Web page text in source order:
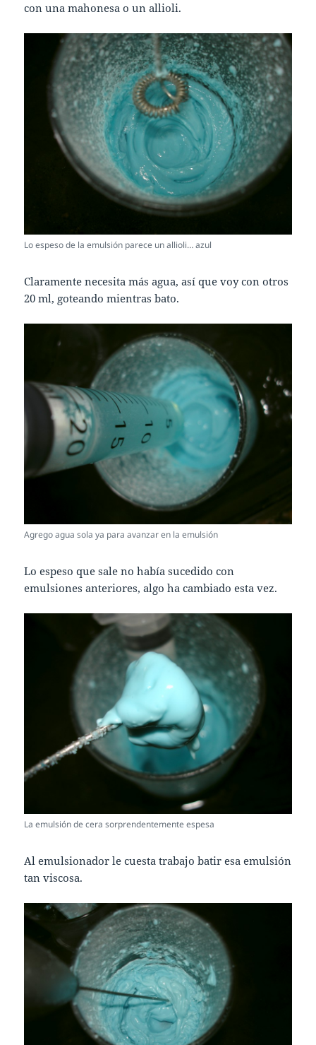
con una mahonesa o un allioli.
Lo espeso de la emulsión parece un allioli… azul
Claramente necesita más agua, así que voy con otros
20 ml, goteando mientras bato.
Agrego agua sola ya para avanzar en la emulsión
Lo espeso que sale no había sucedido con
emulsiones anteriores, algo ha cambiado esta vez.
La emulsión de cera sorprendentemente espesa
Al emulsionador le cuesta trabajo batir esa emulsión
tan viscosa.